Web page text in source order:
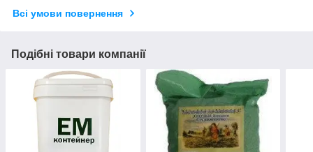
Всі умови повернення
Подібні товари компанії